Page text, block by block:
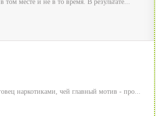
месте и не в то время. В результате...
наркотиками, чей главный мотив - про...